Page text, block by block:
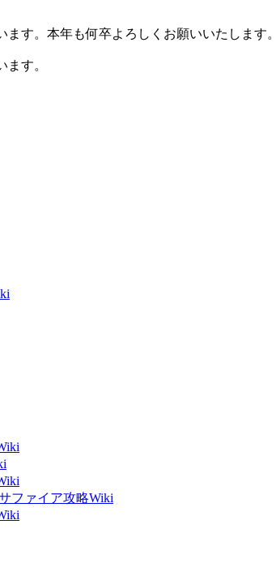
す。本年も何卒よろしくお願いいたします。
す。
ファイア攻略Wiki